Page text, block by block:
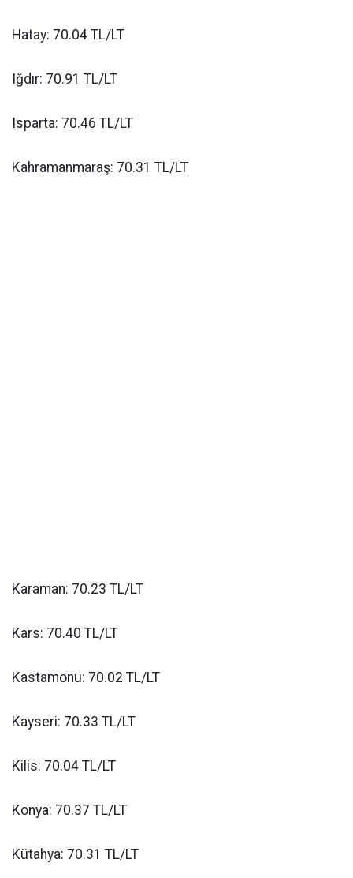
Hatay: 70.04 TL/LT
Iğdır: 70.91 TL/LT
Isparta: 70.46 TL/LT
Kahramanmaraş: 70.31 TL/LT
Karaman: 70.23 TL/LT
Kars: 70.40 TL/LT
Kastamonu: 70.02 TL/LT
Kayseri: 70.33 TL/LT
Kilis: 70.04 TL/LT
Konya: 70.37 TL/LT
Kütahya: 70.31 TL/LT